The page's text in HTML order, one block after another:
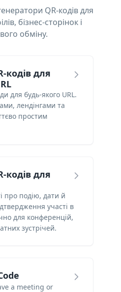
QR-кодів для
бізнес-сторінок і
обміну.
кодів для
для будь-якого URL.
лендінгами та
простим
кодів для
про подію, дати й
участі в
для конференцій,
зустрічей.
a meeting or